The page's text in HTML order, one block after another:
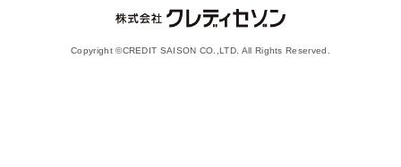
Copyright ©CREDIT SAISON CO.,LTD. All Rights Reserved.